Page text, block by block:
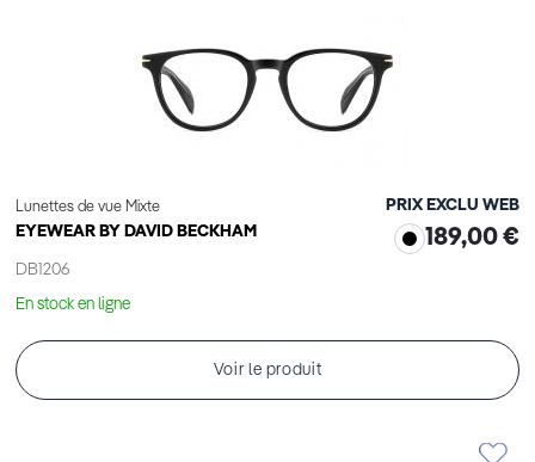
Lunettes de vue Mixte
EYEWEAR BY DAVID BECKHAM
DB1206
PRIX EXCLU WEB
189,00 €
En stock en ligne
Voir le produit